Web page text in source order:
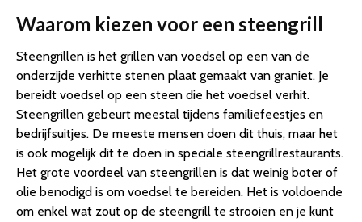
Waarom kiezen voor een steengrill
Steengrillen is het grillen van voedsel op een van de
onderzijde verhitte stenen plaat gemaakt van graniet. Je
bereidt voedsel op een steen die het voedsel verhit.
Steengrillen gebeurt meestal tijdens familiefeestjes en
bedrijfsuitjes. De meeste mensen doen dit thuis, maar het
is ook mogelijk dit te doen in speciale steengrillrestaurants.
Het grote voordeel van steengrillen is dat weinig boter of
olie benodigd is om voedsel te bereiden. Het is voldoende
om enkel wat zout op de steengrill te strooien en je kunt